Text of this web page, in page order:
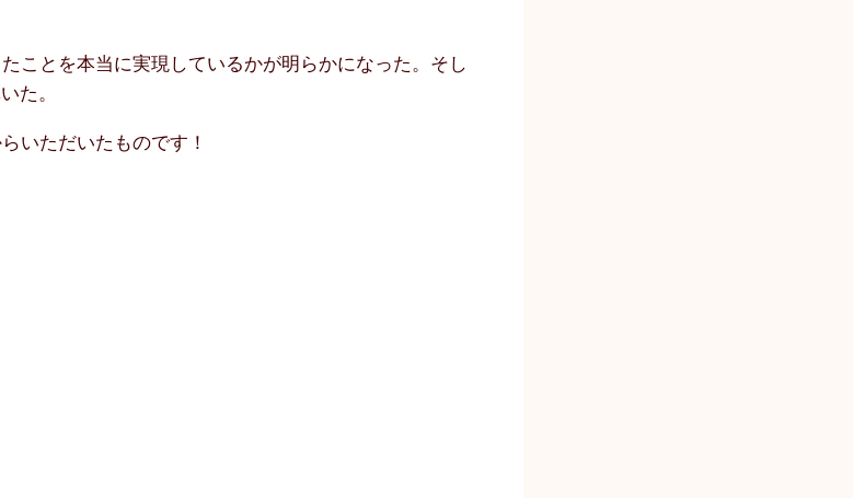
ことを本当に実現しているかが明らかになった。そし
た。
いただいたものです！